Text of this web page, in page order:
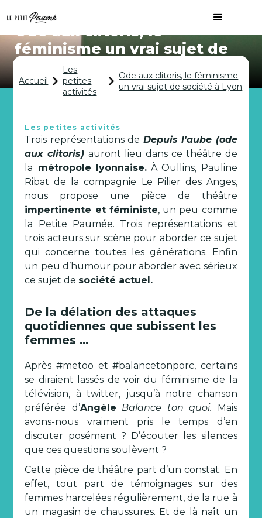
Ode aux clitoris, le
féminisme un vrai sujet de
société à Lyon
Accueil
Les
petites
activités
Ode aux clitoris, le féminisme
un vrai sujet de société à Lyon
Les petites activités
Trois représentations de Depuis l'aube (ode
aux clitoris)auront lieu dans ce théâtre de
la métropole lyonnaise.À Oullins, Pauline
Ribat de la compagnie Le Pilier des Anges,
nous propose une pièce de théâtre
impertinente et féministe, un peu comme
la Petite Paumée. Trois représentations et
trois acteurs sur scène pour aborder ce sujet
qui concerne toutes les générations. Enfin
un peu d’humour pour aborder avec sérieux
ce sujet de société actuel.
De la délation des attaques
quotidiennes que subissent les
femmes …
Après #metoo et #balancetonporc, certains
se diraient lassés de voir du féminisme de la
télévision, à twitter, jusqu’à notre chanson
préférée d’Angèle Balance ton quoi. Mais
avons-nous vraiment pris le temps d’en
discuter posément ? D’écouter les silences
que ces questions soulèvent ?
Cette pièce de théâtre part d’un constat. En
effet, tout part de témoignages sur des
femmes harcelées régulièrement, de la rue à
un magasin de chaussures. Et de là naît un